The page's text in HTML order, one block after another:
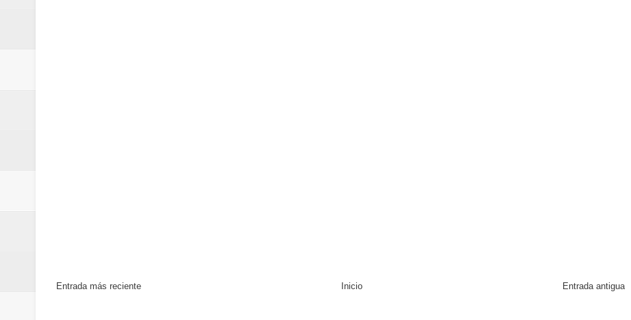
Entrada más reciente Entrada antigua
Inicio